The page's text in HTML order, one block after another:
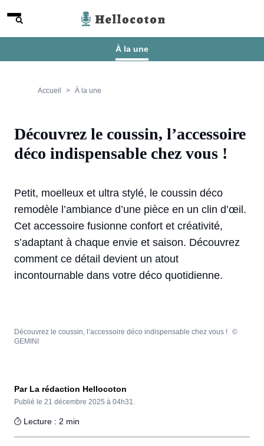
Menu
À la une
Accueil À la une
Découvrez le coussin, l’accessoire
déco indispensable chez vous !
Petit, moelleux et ultra stylé, le coussin déco
remodèle l’ambiance d’une pièce en un clin d’œil.
Cet accessoire fusionne confort et créativité,
s’adaptant à chaque envie et saison. Découvrez
comment ce détail devient un atout
incontournable dans votre déco quotidienne.
Découvrez le coussin, l’accessoire déco indispensable chez vous ! ©
GEMINI
Par La rédaction Hellocoton
Publié le 21 décembre 2025 à 04h31.
Lecture : 2 min